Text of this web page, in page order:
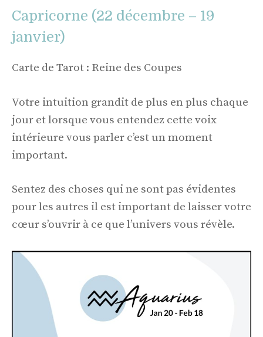
Capricorne (22 décembre – 19
janvier)
Carte de Tarot : Reine des Coupes
Votre intuition grandit de plus en plus chaque
jour et lorsque vous entendez cette voix
intérieure vous parler c’est un moment
important.
Sentez des choses qui ne sont pas évidentes
pour les autres il est important de laisser votre
cœur s’ouvrir à ce que l’univers vous révèle.